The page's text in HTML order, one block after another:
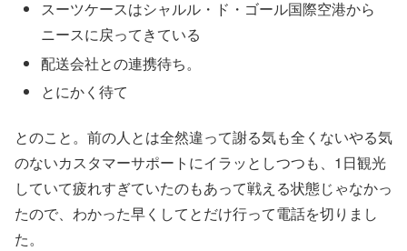
スーツケースはシャルル・ド・ゴール国際空港から
ニースに戻ってきている
配送会社との連携待ち。
とにかく待て
とのこと。前の人とは全然違って謝る気も全くないやる気
のないカスタマーサポートにイラッとしつつも、1日観光
していて疲れすぎていたのもあって戦える状態じゃなかっ
たので、わかった早くしてとだけ行って電話を切りまし
た。